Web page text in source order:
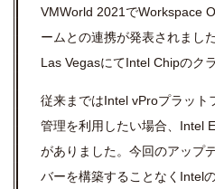
VMWorld 2021 でWorkspace
ームとの連携が発表されました
Las VegasにてIntel Chipのク
従来まではIntel vProプラット
管理を利用したい場合、 Intel
がありました。今回のアップ
バーを構築することなく Intel